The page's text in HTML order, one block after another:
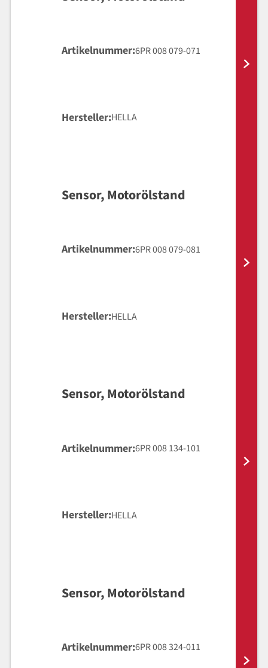
Artikelnummer 6PR 008 079-071
Hersteller HELLA
Sensor, Motorölstand
Artikelnummer 6PR 008 079-081
Hersteller HELLA
Sensor, Motorölstand
Artikelnummer 6PR 008 134-101
Hersteller HELLA
Sensor, Motorölstand
Artikelnummer 6PR 008 324-011